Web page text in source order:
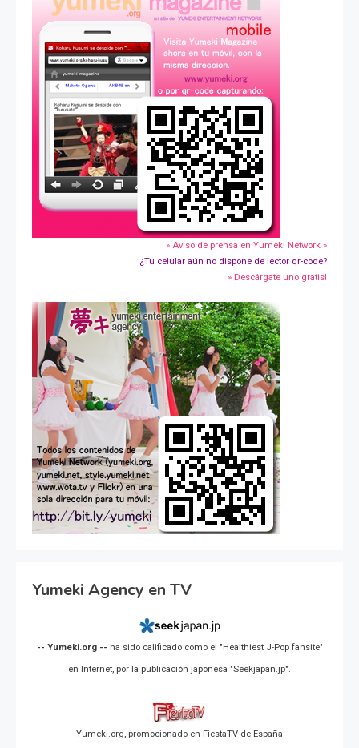
» Aviso de prensa en Yumeki Network »
¿Tu celular aún no dispone de lector qr-code?
» Descárgate uno gratis!
Yumeki Agency en TV
-- Yumeki.org -- ha sido calificado como el "Healthiest J-Pop fansite"
en Internet, por la publicación japonesa "Seekjapan.jp".
Yumeki.org, promocionado en FiestaTV de España